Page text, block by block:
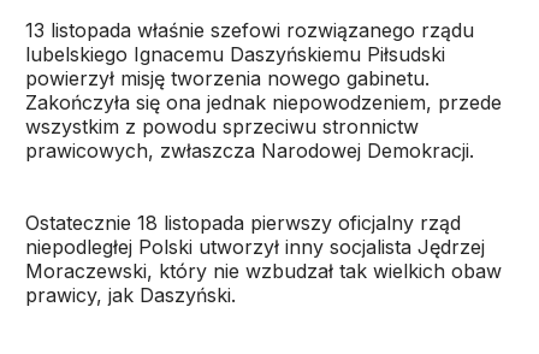
13 listopada właśnie szefowi rozwiązanego rządu
lubelskiego Ignacemu Daszyńskiemu Piłsudski
powierzył misję tworzenia nowego gabinetu.
Zakończyła się ona jednak niepowodzeniem, przede
wszystkim z powodu sprzeciwu stronnictw
prawicowych, zwłaszcza Narodowej Demokracji.
Ostatecznie 18 listopada pierwszy oficjalny rząd
niepodległej Polski utworzył inny socjalista Jędrzej
Moraczewski, który nie wzbudzał tak wielkich obaw
prawicy, jak Daszyński.